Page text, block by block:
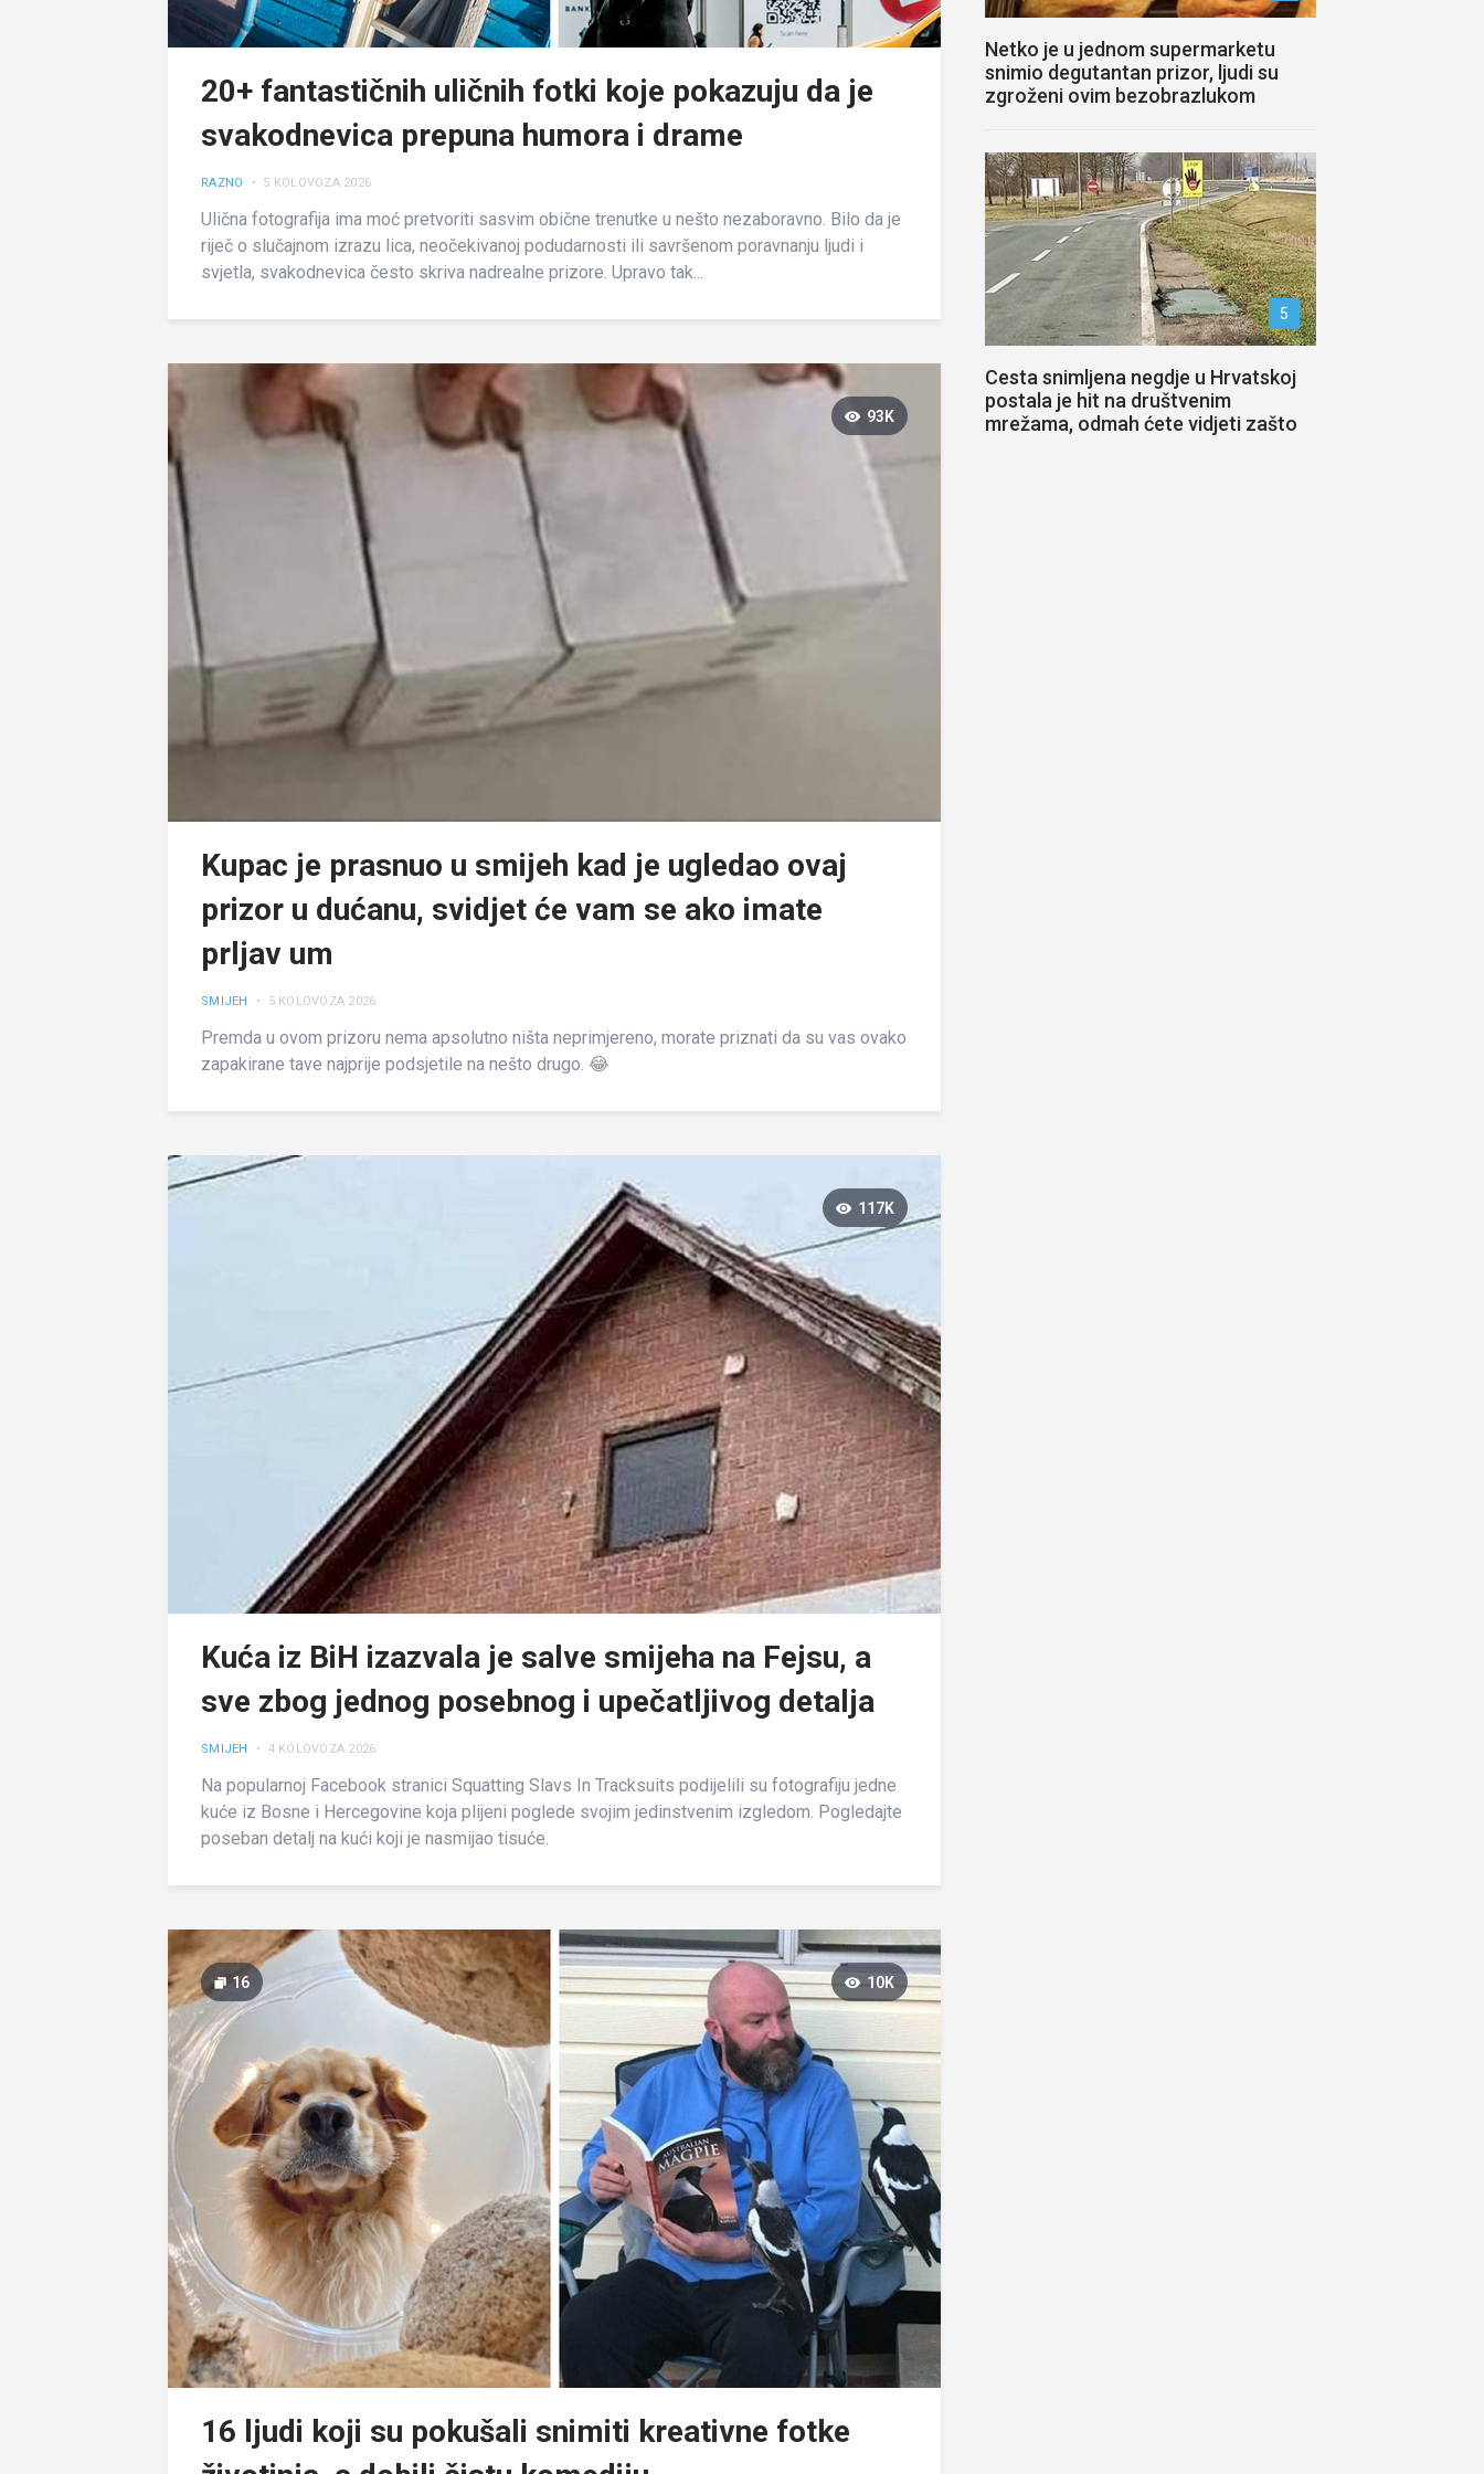
20+ fantastičnih uličnih fotki koje pokazuju da je
svakodnevica prepuna humora i drame
RAZNO • 5 KOLOVOZA 2026
Ulična fotografija ima moć pretvoriti sasvim obične trenutke u nešto nezaboravno. Bilo da je
riječ o slučajnom izrazu lica, neočekivanoj podudarnosti ili savršenom poravnanju ljudi i
svjetla, svakodnevica često skriva nadrealne prizore. Upravo tak...
93K
Kupac je prasnuo u smijeh kad je ugledao ovaj
prizor u dućanu, svidjet će vam se ako imate
prljav um
SMIJEH • 5 KOLOVOZA 2026
Premda u ovom prizoru nema apsolutno ništa neprimjereno, morate priznati da su vas ovako
zapakirane tave najprije podsjetile na nešto drugo. 😂
117K
Kuća iz BiH izazvala je salve smijeha na Fejsu, a
sve zbog jednog posebnog i upečatljivog detalja
SMIJEH • 4 KOLOVOZA 2026
Na popularnoj Facebook stranici Squatting Slavs In Tracksuits podijelili su fotografiju jedne
kuće iz Bosne i Hercegovine koja plijeni poglede svojim jedinstvenim izgledom. Pogledajte
poseban detalj na kući koji je nasmijao tisuće.
16 10K
16 ljudi koji su pokušali snimiti kreativne fotke
Netko je u jednom supermarketu
snimio degutantan prizor, ljudi su
zgroženi ovim bezobrazlukom
5
Cesta snimljena negdje u Hrvatskoj
postala je hit na društvenim
mrežama, odmah ćete vidjeti zašto